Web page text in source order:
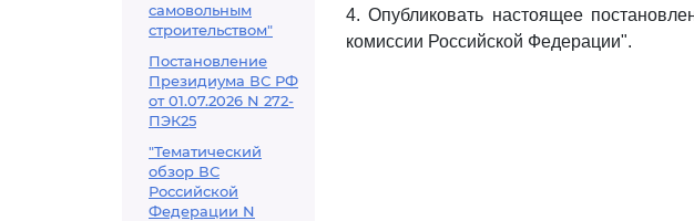
самовольным
строительством"
Постановление
Президиума ВС РФ
от 01.07.2026 N 272-
ПЭК25
"Тематический
обзор ВС
Российской
Федерации N
4. Опубликовать настоящее
комиссии Российской Федерации".